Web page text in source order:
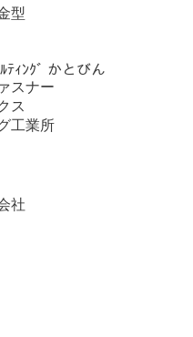
型
ﾃｨﾝｸﾞ かとびん
スナー
ス
工業所
社